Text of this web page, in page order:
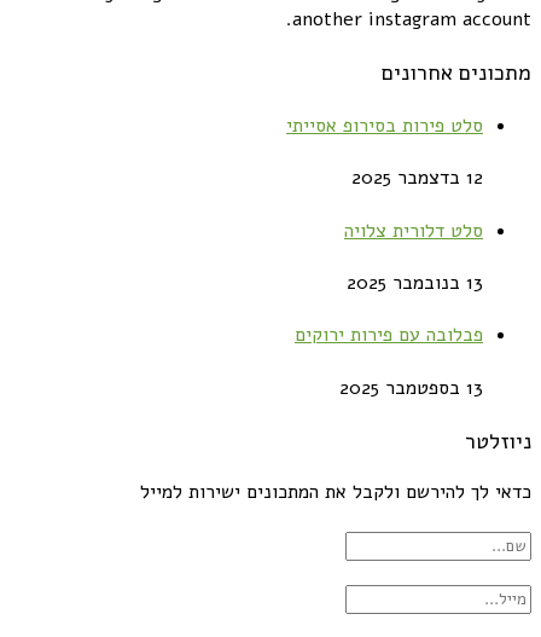
another instagram account.
מתכונים אחרונים
סלט פירות בסירופ אסייתי
12 בדצמבר 2025
סלט דלורית צלויה
13 בנובמבר 2025
פבלובה עם פירות ירוקים
13 בספטמבר 2025
ניוזלטר
כדאי לך להירשם ולקבל את המתכונים ישירות למייל